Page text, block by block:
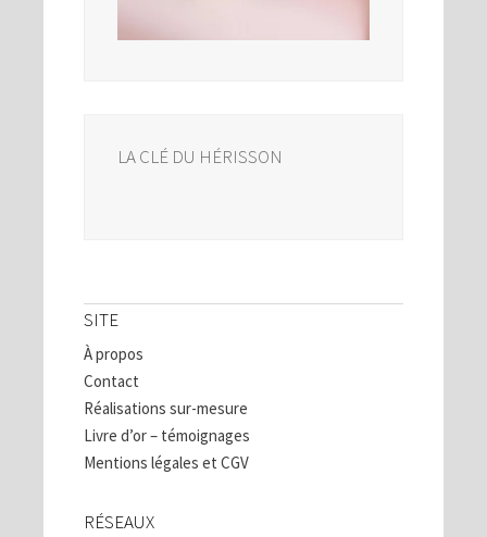
LA CLÉ DU HÉRISSON
SITE
À propos
Contact
Réalisations sur-mesure
Livre d’or – témoignages
Mentions légales et CGV
RÉSEAUX